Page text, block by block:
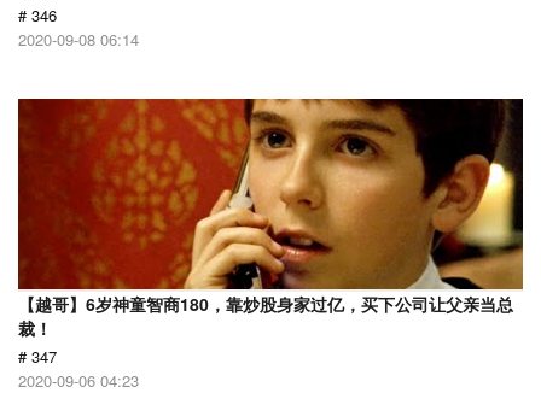
# 346
2020-09-08 06:14
【越哥】6岁神童智商180，靠炒股身家过亿，买下公司让父亲当总
裁！
# 347
2020-09-06 04:23